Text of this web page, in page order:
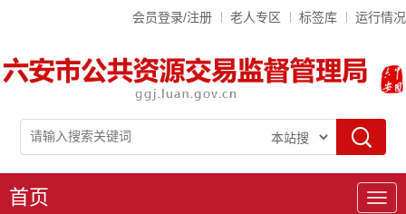
会员登录/注册 老人专区 标签库 运行情况
导
首页